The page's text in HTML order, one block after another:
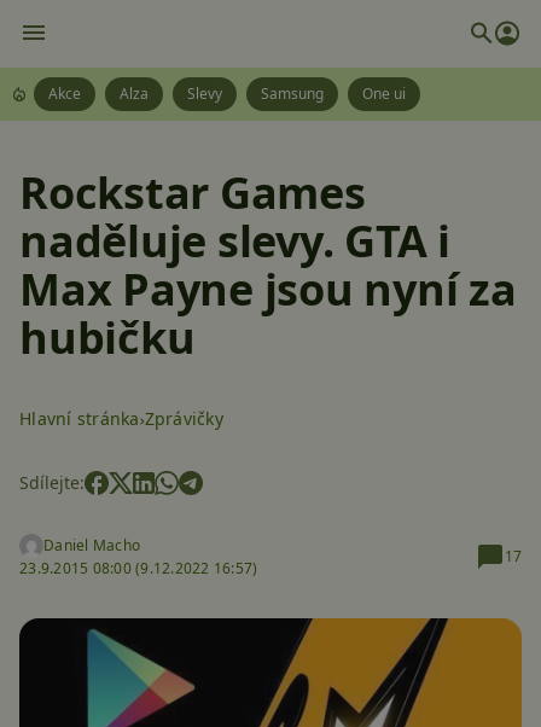
Akce Alza Slevy Samsung One ui
Rockstar Games
naděluje slevy. GTA i
Max Payne jsou nyní za
hubičku
Hlavní stránka Zprávičky
Sdílejte:
Daniel Macho
23.9.2015 08:00 (9.12.2022 16:57)
17